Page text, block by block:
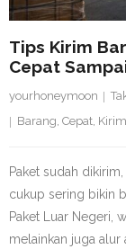
Tips Kirim
Cepat
yourhoneymoon
Barang, Cepat, Kirim
Paket sudah
cukup sering bikin
Paket Luar Negeri,
melainkan juga alur